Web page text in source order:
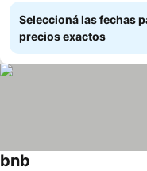
Seleccioná las fechas
precios exactos
bnb